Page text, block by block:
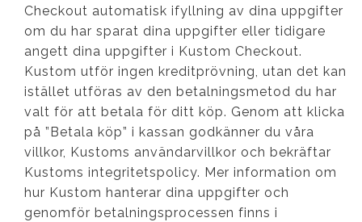
Checkout automatisk ifyllning av dina uppgifter
om du har sparat dina uppgifter eller tidigare
angett dina uppgifter i Kustom Checkout.
Kustom utför ingen kreditprövning, utan det kan
istället utföras av den betalningsmetod du har
valt för att betala för ditt köp. Genom att klicka
på ”Betala köp” i kassan godkänner du våra
villkor, Kustoms användarvillkor och bekräftar
Kustoms integritetspolicy. Mer information om
hur Kustom hanterar dina uppgifter och
genomför betalningsprocessen finns i